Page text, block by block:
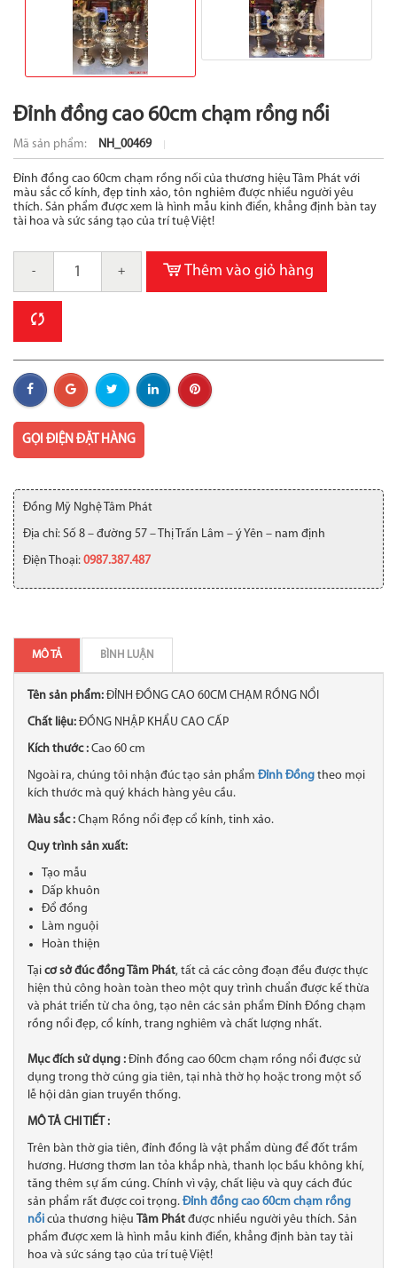
Đỉnh đồng cao 60cm chạm rồng nổi
Mã sản phẩm: NH_00469
Đỉnh đồng cao 60cm chạm rồng nổi của thương hiệu Tâm Phát với
màu sắc cổ kính, đẹp tinh xảo, tôn nghiêm được nhiều người yêu
thích. Sản phẩm được xem là hình mẫu kinh điển, khẳng định bàn tay
tài hoa và sức sáng tạo của trí tuệ Việt!
- + Thêm vào giỏ hàng
GỌI ĐIỆN ĐẶT HÀNG
Đồng Mỹ Nghệ Tâm Phát
Địa chỉ: Số 8 – đường 57 – Thị Trấn Lâm – ý Yên – nam định
Điện Thoại: 0987.387.487
MÔ TẢ BÌNH LUẬN
Tên sản phẩm: ĐỈNH ĐỒNG CAO 60CM CHẠM RỒNG NỔI
Chất liệu: ĐỒNG NHẬP KHẨU CAO CẤP
Kích thước : Cao 60 cm
Ngoài ra, chúng tôi nhận đúc tạo sản phẩm Đỉnh Đồng theo mọi
kích thước mà quý khách hàng yêu cầu.
Màu sắc : Chạm Rồng nổi đẹp cổ kính, tinh xảo.
Quy trình sản xuất:
Tạo mẫu
Dấp khuôn
Đổ đồng
Làm nguội
Hoàn thiện
Tại cơ sở đúc đồng Tâm Phát, tất cả các công đoạn đều được thực
hiện thủ công hoàn toàn theo một quy trình chuẩn được kế thừa
và phát triển từ cha ông, tạo nên các sản phẩm Đỉnh Đồng chạm
rồng nổi đẹp, cổ kính, trang nghiêm và chất lượng nhất.
Mục đích sử dụng : Đỉnh đồng cao 60cm chạm rồng nổi được sử
dụng trong thờ cúng gia tiên, tại nhà thờ họ hoặc trong một số
lễ hội dân gian truyền thống.
MÔ TẢ CHI TIẾT :
Trên bàn thờ gia tiên, đỉnh đồng là vật phẩm dùng để đốt trầm
hương. Hương thơm lan tỏa khắp nhà, thanh lọc bầu không khí,
tăng thêm sự ấm cúng. Chính vì vậy, chất liệu và quy cách đúc
sản phẩm rất được coi trọng. Đỉnh đồng cao 60cm chạm rồng
nổi của thương hiệu Tâm Phát được nhiều người yêu thích. Sản
phẩm được xem là hình mẫu kinh điển, khẳng định bàn tay tài
hoa và sức sáng tạo của trí tuệ Việt!